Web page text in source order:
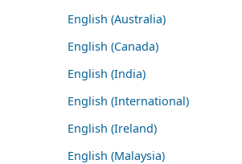
English (Australia)
English (Canada)
English (India)
English (International)
English (Ireland)
English (Malaysia)